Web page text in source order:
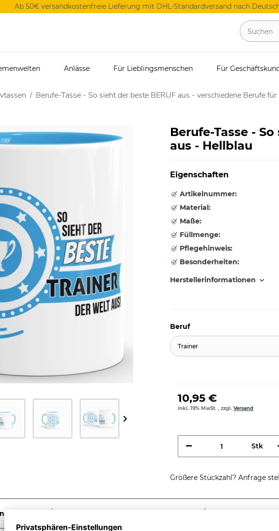
Ab 50€ versandkostenfreie Lieferung mit DHL-Standardversand nach
Anlässe Für Lieblingsmenschen Für
Berufe-Tasse - So sieht der beste BERUF aus - verschiedene Berufe
Berufe-Tasse -
aus - Hellblau
Eigenschaften
Artikelnummer:
Material:
Maße:
Füllmenge:
Pflegehinweis:
Besonderheiten:
Herstellerinformationen
Beruf
Trainer
10,95 €
inkl. 19% MwSt. , zzgl. Versand
Stk
Größere Stückzahl? Anfrage